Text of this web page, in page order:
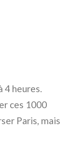
4 heures.
ces 1000
Paris, mais